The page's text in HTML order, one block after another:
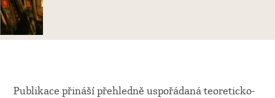
Publikace přináší přehledně uspořádaná teoreticko-